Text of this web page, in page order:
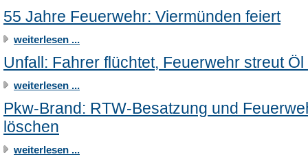
55 Jahre Feuerwehr: Viermünden feiert
weiterlesen ...
Unfall: Fahrer flüchtet, Feuerwehr streut Öl
weiterlesen ...
Pkw-Brand: RTW-Besatzung und
löschen
weiterlesen ...